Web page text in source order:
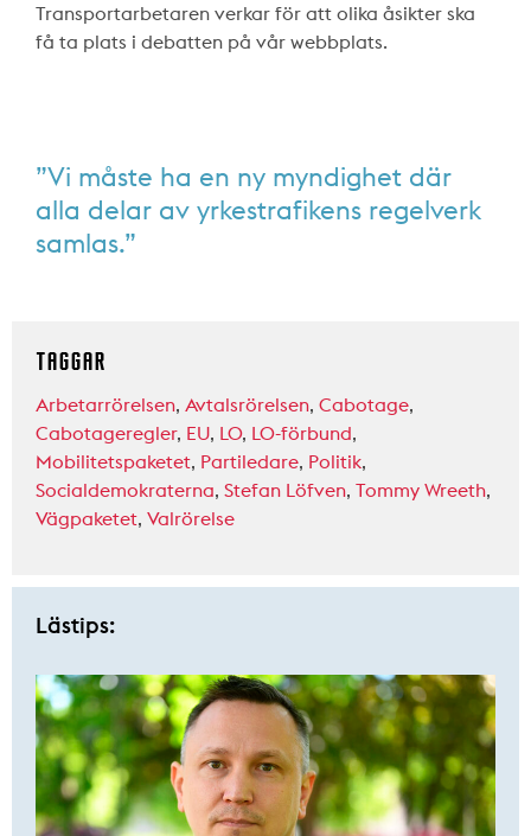
Transportarbetaren verkar för att olika åsikter ska
få ta plats i debatten på vår webbplats.
”Vi måste ha en ny myndighet där
alla delar av yrkestrafikens regelverk
samlas.”
TAGGAR
Arbetarrörelsen, Avtalsrörelsen, Cabotage,
Cabotageregler, EU, LO, LO-förbund,
Mobilitetspaketet, Partiledare, Politik,
Socialdemokraterna, Stefan Löfven, Tommy Wreeth,
Vägpaketet, Valrörelse
Lästips: